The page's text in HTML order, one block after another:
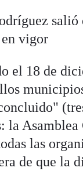
salió
vigor
el 18 de
la
las
de que la